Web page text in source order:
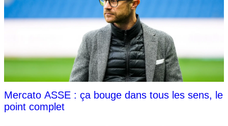
Mercato ASSE : ça bouge dans tous les sens, le
point complet